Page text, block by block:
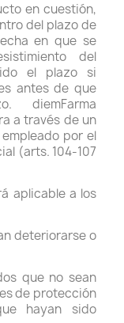
en cuestión,
del plazo de
en que se
del
el plazo si
antes de que
diemFarma
a través de un
por el
(arts. 104-107
aplicable a los
deteriorarse o
que no sean
de protección
hayan sido